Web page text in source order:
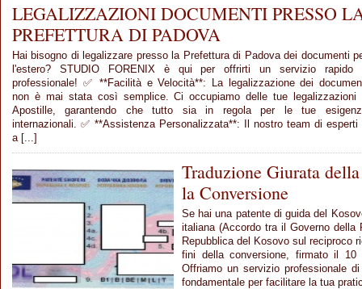
LEGALIZZAZIONI DOCUMENTI PRESSO
PREFETTURA DI PADOVA
Hai bisogno di legalizzare presso la Prefettura di Padova dei documenti
l'estero? STUDIO FORENIX è qui per offrirti un servizio rapido
professionale! ✅ **Facilità e Velocità**: La legalizzazione dei
non è mai stata così semplice. Ci occupiamo delle tue legalizzazioni
Apostille, garantendo che tutto sia in regola per le tue
internazionali. ✅ **Assistenza Personalizzata**: Il nostro team di esperti
a [...]
Traduzione Giurata
la Conversione
Se hai una patente di guida del
italiana (Accordo tra il Governo della
Repubblica del Kosovo sul reciproco
fini della conversione, firmato il
Offriamo un servizio professionale
fondamentale per facilitare la tua